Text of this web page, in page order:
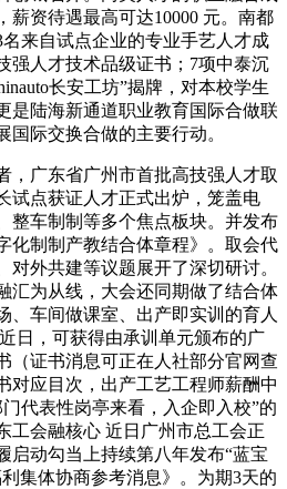
薪资待遇最高可达10000 元。南都
来自试点企业的专业手艺人才成
强人才技术品级证书；7项中泰沉
长安工坊”揭牌，对本校学生
是陆海新通道职业教育国际合做联
国际交换合做的主要行动。
广东省广州市首批高技强人才取
试点获证人才正式出炉，笼盖电
整车制制等多个焦点板块。并发布
化制制产教结合体章程》。取会代
对外共建等议题展开了深切研讨。
汇为从线，大会还同期做了结合体
、车间做课室、出产即实训的育人
日，可获得由承训单元颁布的广
（证书消息可正在人社部分官网查
对应目次，出产工艺工程师薪酬中
代表性岗亭来看，入企即入校”的
工会融核心 近日广州市总工会正
启动勾当上持续第八年发布“蓝宝
集体协商参考消息》。为期3天的